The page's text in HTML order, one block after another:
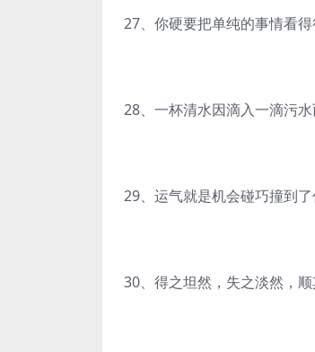
27、你硬要把单纯的事情看得
28、一杯清水因滴入一滴污
29、运气就是机会碰巧撞到了
30、得之坦然，失之淡然，顺